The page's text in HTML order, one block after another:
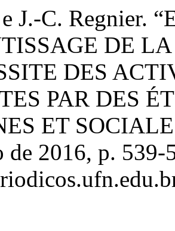
J.-C. Regnier.
DE
DES
PAR DES
ET
de 2016, p. 539-